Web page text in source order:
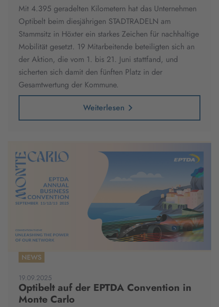
Mit 4.395 geradelten Kilometern hat das Unternehmen
Optibelt beim diesjährigen STADTRADELN am
Stammsitz in Höxter ein starkes Zeichen für nachhaltige
Mobilität gesetzt. 19 Mitarbeitende beteiligten sich an
der Aktion, die vom 1. bis 21. Juni stattfand, und
sicherten sich damit den fünften Platz in der
Gesamtwertung der Kommune.
Weiterlesen
NEWS
19.09.2025
Optibelt auf der EPTDA Convention in
Monte Carlo